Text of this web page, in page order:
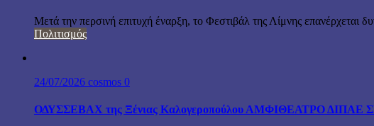
Μετά την περσινή επιτυχή έναρξη, το Φεστιβάλ της Λίμνης επανέρχεται
Πολιτισμός
24/07/2026 cosmos 0
ΟΔΥΣΣΕΒΑΧ της Ξένιας Καλογεροπούλου ΑΜΦΙΘΕΑΤΡΟ ΔΙΠΑΕ